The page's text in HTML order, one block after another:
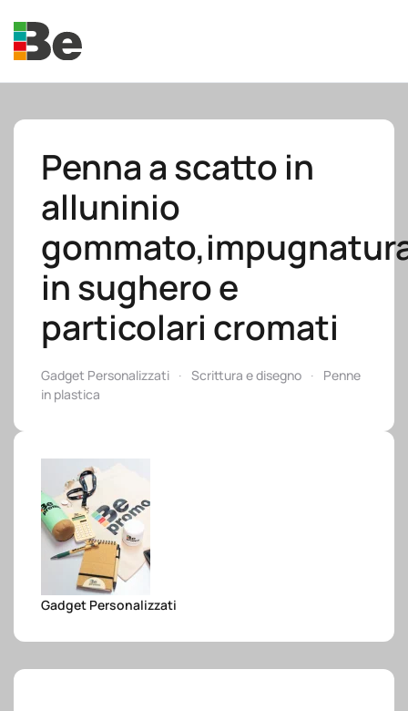
Skip to main content
Penna a scatto in
alluninio
in sughero e
particolari cromati
Gadget Personalizzati Scrittura e disegno
Penne
in plastica
Gadget Personalizzati